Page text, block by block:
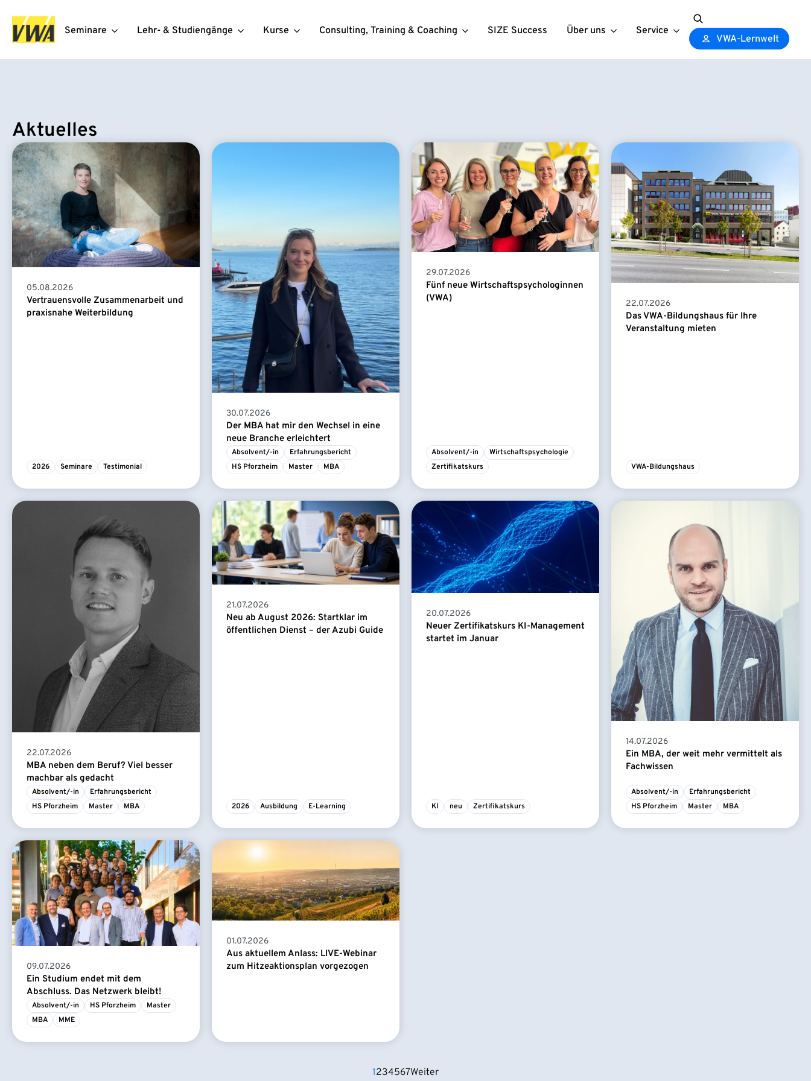
Seminare Lehr- & Studiengänge Kurse Consulting, Training & Coaching SIZE Success Über uns Service
Search
for:
VWA-Lernwelt
Aktuelles
05.08.2026
Vertrauensvolle Zusammenarbeit und
praxisnahe Weiterbildung
2026 Seminare Testimonial
30.07.2026
Der MBA hat mir den Wechsel in eine
neue Branche erleichtert
Absolvent/-in
Erfahrungsbericht
HS Pforzheim
Master MBA
29.07.2026
Fünf neue Wirtschaftspsychologinnen
(VWA)
Absolvent/-in
Wirtschaftspsychologie
Zertifikatskurs
22.07.2026
Das VWA-Bildungshaus für Ihre
Veranstaltung mieten
VWA-Bildungshaus
22.07.2026
MBA neben dem Beruf? Viel besser
machbar als gedacht
Absolvent/-in
Erfahrungsbericht
HS Pforzheim
Master MBA
21.07.2026
Neu ab August 2026: Startklar im
öffentlichen Dienst – der Azubi Guide
2026 Ausbildung E-Learning
20.07.2026
Neuer Zertifikatskurs KI-Management
startet im Januar
KI neu Zertifikatskurs
14.07.2026
Ein MBA, der weit mehr vermittelt als
Fachwissen
Absolvent/-in
Erfahrungsbericht
HS Pforzheim
Master MBA
09.07.2026
Ein Studium endet mit dem
Abschluss. Das Netzwerk bleibt!
Absolvent/-in HS Pforzheim
Master
MBA
MME
01.07.2026
Aus aktuellem Anlass: LIVE-Webinar
zum Hitzeaktionsplan vorgezogen
1234567Weiter